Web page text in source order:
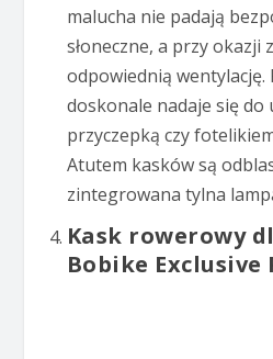
malucha nie padają
słoneczne, a przy okazji
odpowiednią wentylację.
doskonale nadaje się do
przyczepką czy
Atutem kasków są
zintegrowana tylna
Kask rowerowy
Bobike Exclusive